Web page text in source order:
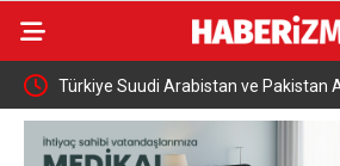
Türkiye Suudi Arabistan ve Pakistan
Savunma Anlaşması